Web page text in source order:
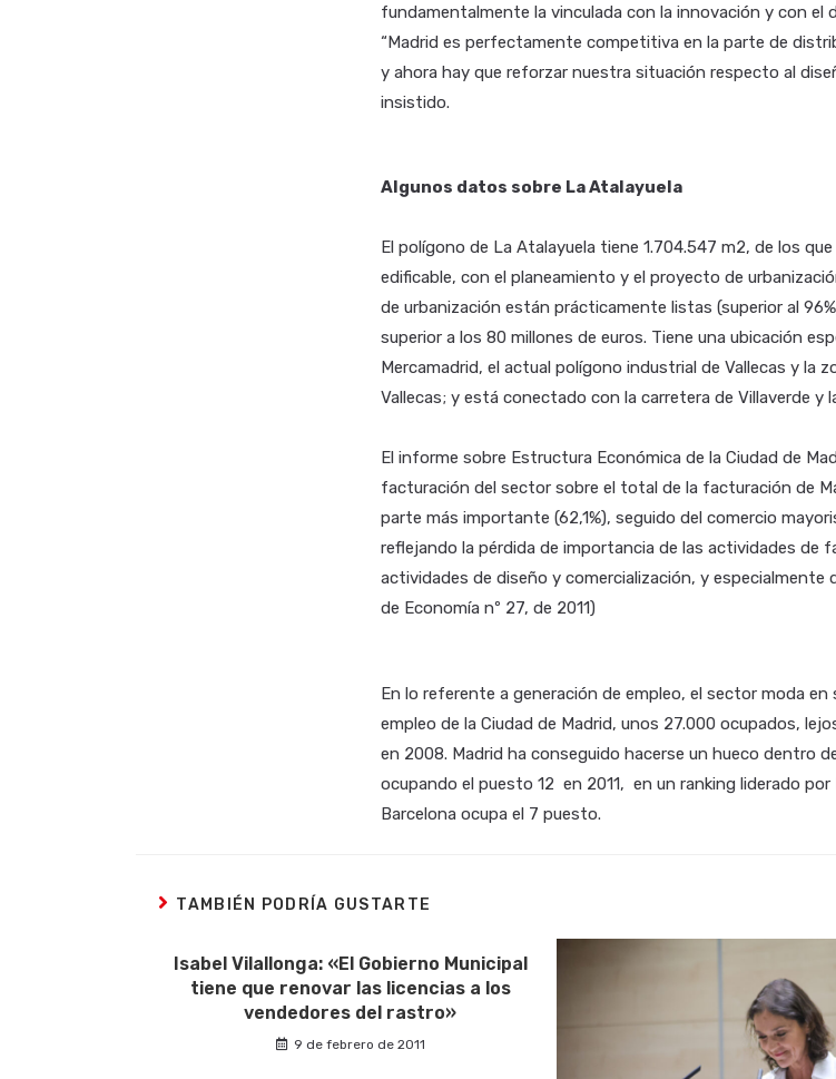
fundamentalmente la vinculada con la innovación y con el
“Madrid es perfectamente competitiva en la parte de
y ahora hay que reforzar nuestra situación respecto al
insistido.
Algunos datos sobre La Atalayuela
El polígono de La Atalayuela tiene 1.704.547 m2, de los
edificable, con el planeamiento y el proyecto de
de urbanización están prácticamente listas (superior al
superior a los 80 millones de euros. Tiene una ubicación
Mercamadrid, el actual polígono industrial de Vallecas y la
Vallecas; y está conectado con la carretera de Villaverde y
El informe sobre Estructura Económica de la Ciudad de
facturación del sector sobre el total de la facturación de
parte más importante (62,1%), seguido del comercio
reflejando la pérdida de importancia de las actividades de
actividades de diseño y comercialización, y especialmente
de Economía nº 27, de 2011)
En lo referente a generación de empleo, el sector moda
empleo de la Ciudad de Madrid, unos 27.000 ocupados,
en 2008. Madrid ha conseguido hacerse un hueco dentro
ocupando el puesto 12 en 2011, en un ranking liderado por
Barcelona ocupa el 7 puesto.
TAMBIÉN PODRÍA GUSTARTE
Isabel Vilallonga: «El Gobierno Municipal
tiene que renovar las licencias a los
vendedores del rastro»
9 de febrero de 2011